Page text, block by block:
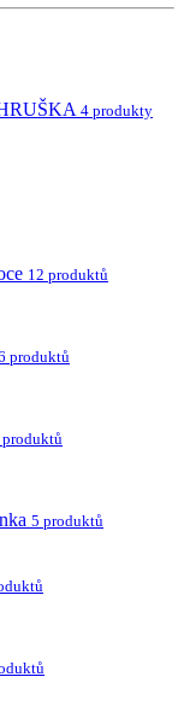
4 produkty
12 produktů
produktů
produktů
5 produktů